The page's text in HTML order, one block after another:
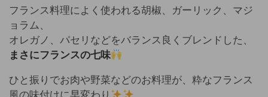
フランス料理によく使われる胡椒、ガーリック、マジ
ョラム、
オレガノ、パセリなどをバランス良くブレンドした、
まさにフランスの七味
ひと振りでお肉や野菜などのお料理が、粋なフランス